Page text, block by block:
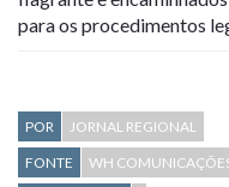
para os procedimentos
POR
JORNAL REGIONAL
FONTE
WH